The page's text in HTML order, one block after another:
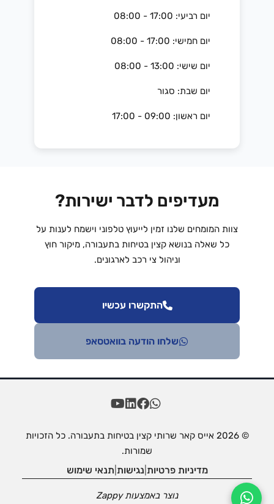
יום רביעי: 17:00 - 08:00
יום חמישי: 17:00 - 08:00
יום שישי: 13:00 - 08:00
יום שבת: סגור
יום ראשון: 09:00 - 17:00
מעדיפים לדבר ישירות?
צוות המומחים שלנו זמין לייעוץ טלפוני וישמח לענות על
כל שאלה בנושא קצין בטיחות בתעבורה, מיקור חוץ
וניהול צי רכב לארגונים.
התקשרו עכשיו
שלחו הודעה בוואטסאפ
© 2026 אייס קאר שרותי קצין בטיחות בתעבורה. כל הזכויות
שמורות.
מדיניות פרטיות נגישות תנאי שימוש
נוצר באמצעותZappy